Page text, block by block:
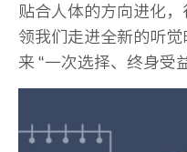
贴合人体的方向进化
领我们走进全新的听
来 “一次选择、终身受